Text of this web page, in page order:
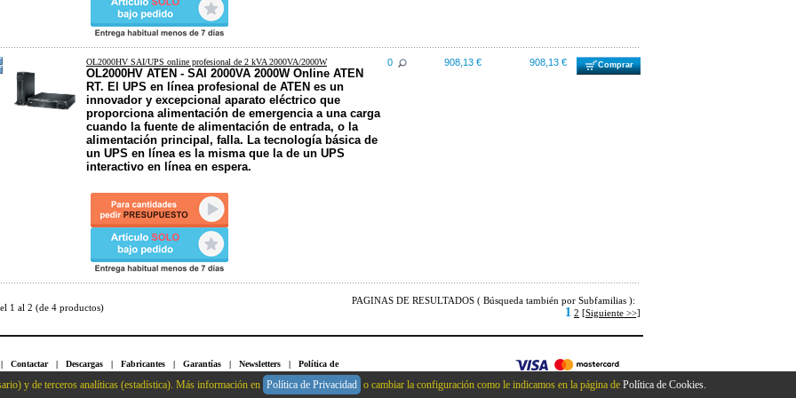
OL2000HV SAI/UPS online profesional de 2 kVA 2000VA/2000W
OL2000HV ATEN - SAI 2000VA 2000W Online ATEN
RT. El UPS en línea profesional de ATEN es un
innovador y excepcional aparato eléctrico que
proporciona alimentación de emergencia a una carga
cuando la fuente de alimentación de entrada, o la
alimentación principal, falla. La tecnología básica de
un UPS en línea es la misma que la de un UPS
interactivo en línea en espera.
0 908,13 € 908,13 € Comprar
1 al 2 (de 4 productos)
PAGINAS DE RESULTADOS ( Búsqueda también por Subfamilias ):
1 2 [Siguiente >>]
Contactar| Descargas | Fabricantes | Garantías | Newsletters | Política de
Sitemap Solicitar Presupuesto | Suscripción Boletín | Crear Cuenta | Identificarse
y de terceros analíticas (estadística). Más información en Política de Privacidad o cambiar la configuración como le indicamos en la página de Política de Cookies.